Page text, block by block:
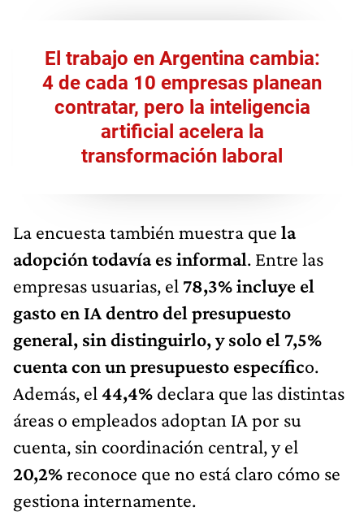
El trabajo en Argentina cambia:
4 de cada 10 empresas planean
contratar, pero la inteligencia
artificial acelera la
transformación laboral
La encuesta también muestra que la
adopción todavía es informal. Entre las
empresas usuarias, el 78,3% incluye el
gasto en IA dentro del presupuesto
general, sin distinguirlo, y solo el 7,5%
cuenta con un presupuesto específico.
Además, el 44,4% declara que las distintas
áreas o empleados adoptan IA por su
cuenta, sin coordinación central, y el
20,2%reconoce que no está claro cómo se
gestiona internamente.